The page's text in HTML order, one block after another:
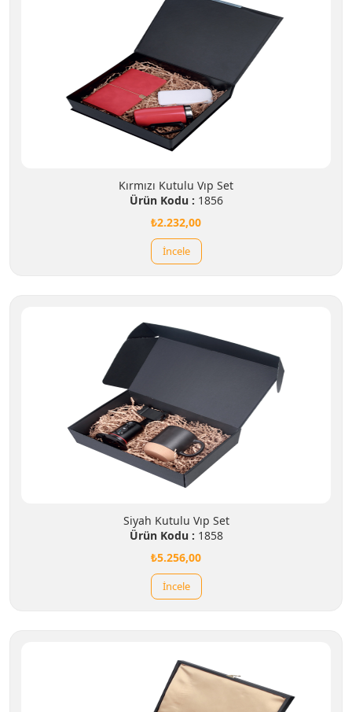
Kırmızı Kutulu Vıp Set
Ürün Kodu : 1856
₺2.232,00
İncele
Siyah Kutulu Vıp Set
Ürün Kodu : 1858
₺5.256,00
İncele